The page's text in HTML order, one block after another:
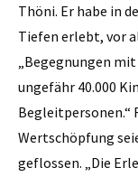
Thöni. Er habe in
Tiefen erlebt, vor
„Begegnungen
ungefähr 40.000
Begleitpersonen.“
Wertschöpfung
geflossen. „Die